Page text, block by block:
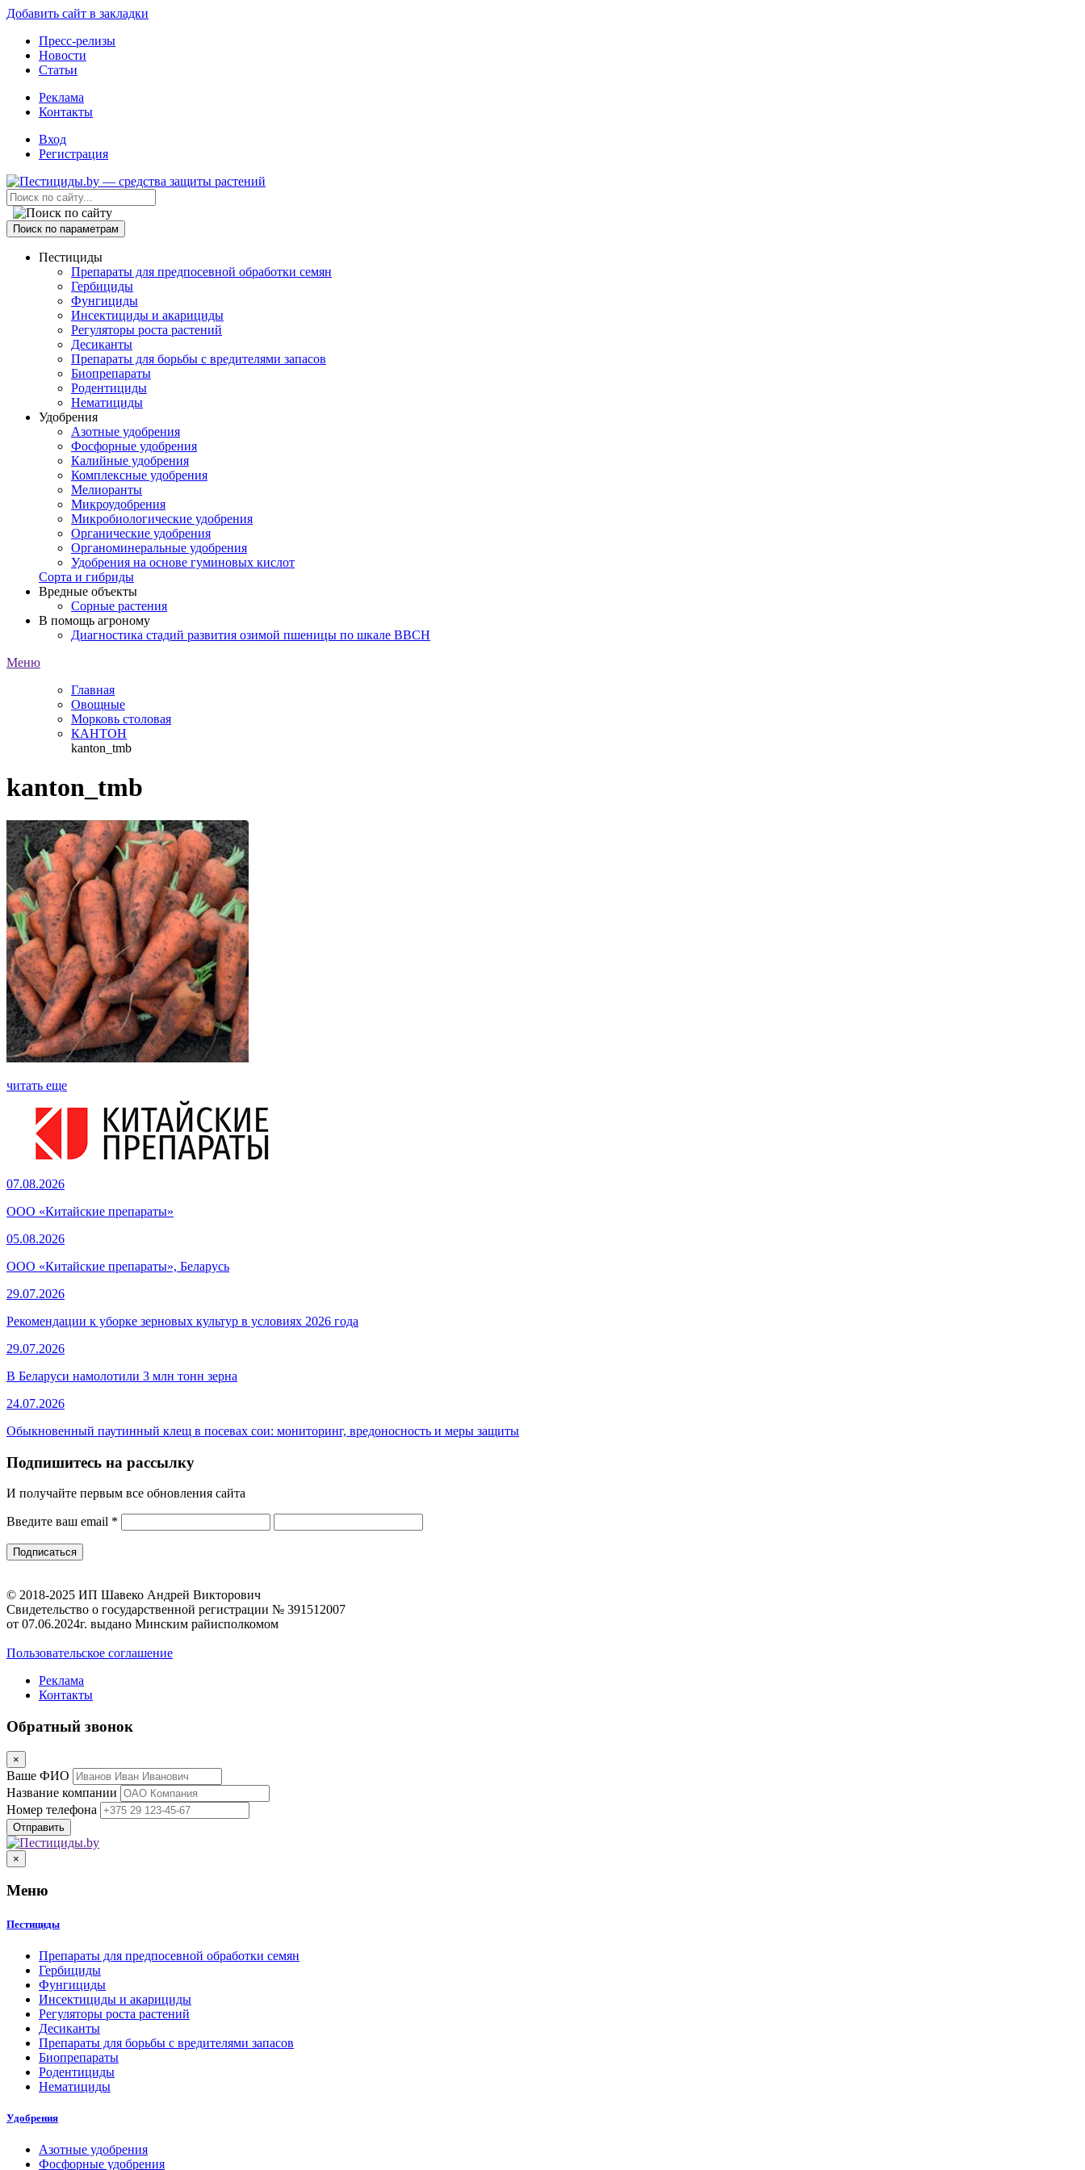
Добавить сайт в закладки
Пресс-релизы
Новости
Статьи
Реклама
Контакты
Вход
Регистрация
Поиск по параметрам
Пестициды
Препараты для предпосевной обработки семян
Гербициды
Фунгициды
Инсектициды и акарициды
Регуляторы роста растений
Десиканты
Препараты для борьбы с вредителями запасов
Биопрепараты
Родентициды
Нематициды
Удобрения
Азотные удобрения
Фосфорные удобрения
Калийные удобрения
Комплексные удобрения
Мелиоранты
Микроудобрения
Микробиологические удобрения
Органические удобрения
Органоминеральные удобрения
Удобрения на основе гуминовых кислот
Сорта и гибриды
Вредные объекты
Сорные растения
В помощь агроному
Диагностика стадий развития озимой пшеницы по шкале ВВСН
Меню
Главная
Овощные
Морковь столовая
КАНТОН
kanton_tmb
kanton_tmb
читать еще
07.08.2026
ООО «Китайские препараты»
05.08.2026
ООО «Китайские препараты», Беларусь
29.07.2026
Рекомендации к уборке зерновых культур в условиях 2026 года
29.07.2026
В Беларуси намолотили 3 млн тонн зерна
24.07.2026
Обыкновенный паутинный клещ в посевах сои: мониторинг, вредоносность и меры защиты
Подпишитесь на рассылку
И получайте первым все обновления сайта
Введите ваш email *
© 2018-2025 ИП Шавеко Андрей Викторович
Свидетельство о государственной регистрации № 391512007
от 07.06.2024г. выдано Минским райисполкомом
Пользовательское соглашение
Реклама
Контакты
Обратный звонок
×
Ваше ФИО
Название компании
Номер телефона
×
Меню
Пестициды
Препараты для предпосевной обработки семян
Гербициды
Фунгициды
Инсектициды и акарициды
Регуляторы роста растений
Десиканты
Препараты для борьбы с вредителями запасов
Биопрепараты
Родентициды
Нематициды
Удобрения
Азотные удобрения
Фосфорные удобрения